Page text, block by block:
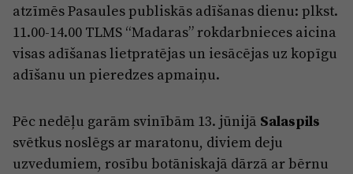
atzīmēs Pasaules publiskās adīšanas dienu: plkst.
11.00-14.00 TLMS “Madaras” rokdarbnieces aicina
visas adīšanas lietpratējas un iesācējas uz kopīgu
adīšanu un pieredzes apmaiņu.
Pēc nedēļu garām svinībām 13. jūnijā Salaspils
svētkus noslēgs ar maratonu, diviem deju
uzvedumiem, rosību botāniskajā dārzā ar bērnu